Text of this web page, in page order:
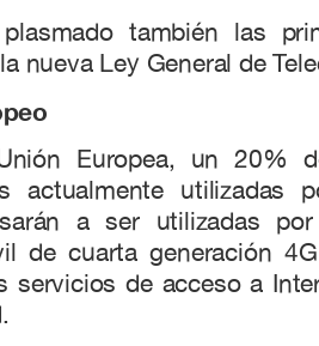
también las
nueva Ley General de
Europea, un 20%
actualmente utilizadas
a ser utilizadas
de cuarta generación
servicios de acceso a